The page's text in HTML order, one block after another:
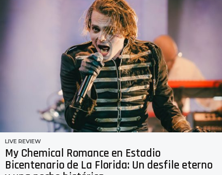
LIVE REVIEW
My Chemical Romance en Estadio
Bicentenario de La Florida: Un desfile eterno